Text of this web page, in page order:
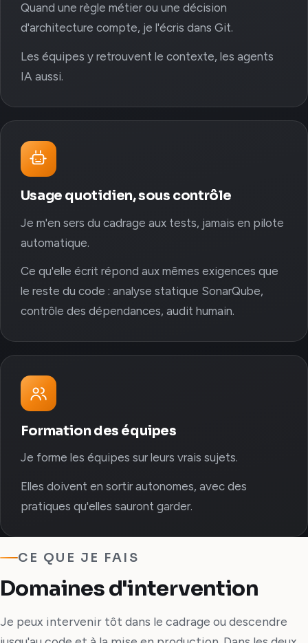
Quand une règle métier ou une décision
d'architecture compte, je l'écris dans Git.
Les équipes y retrouvent le contexte, les agents
IA aussi.
Usage quotidien, sous contrôle
Je m'en sers du cadrage aux tests, jamais en pilote
automatique.
Ce qu'elle écrit répond aux mêmes exigences que
le reste du code : analyse statique SonarQube,
contrôle des dépendances, audit humain.
Formation des équipes
Je forme les équipes sur leurs vrais sujets.
Elles doivent en sortir autonomes, avec des
pratiques qu'elles sauront garder.
CE QUE JE FAIS
Domaines d'intervention
Je peux intervenir tôt dans le cadrage ou descendre